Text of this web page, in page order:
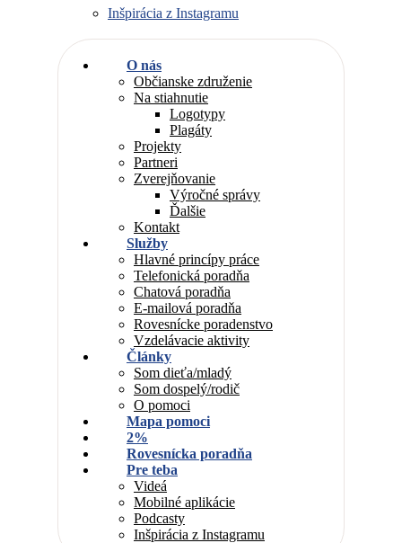
Inšpirácia z Instagramu
O nás
Občianske združenie
Na stiahnutie
Logotypy
Plagáty
Projekty
Partneri
Zverejňovanie
Výročné správy
Ďalšie
Kontakt
Služby
Hlavné princípy práce
Telefonická poradňa
Chatová poradňa
E-mailová poradňa
Rovesnícke poradenstvo
Vzdelávacie aktivity
Články
Som dieťa/mladý
Som dospelý/rodič
O pomoci
Mapa pomoci
2%
Rovesnícka poradňa
Pre teba
Videá
Mobilné aplikácie
Podcasty
Inšpirácia z Instagramu